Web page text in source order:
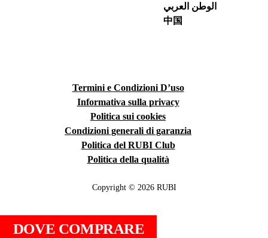
DOVE COMPRARE
الوطن العربي
中国
Termini e Condizioni D’uso
Informativa sulla privacy
Politica sui cookies
Condizioni generali di garanzia
Politica del RUBI Club
Politica della qualità
Copyright © 2026 RUBI